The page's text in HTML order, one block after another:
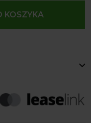
KOSZYKA